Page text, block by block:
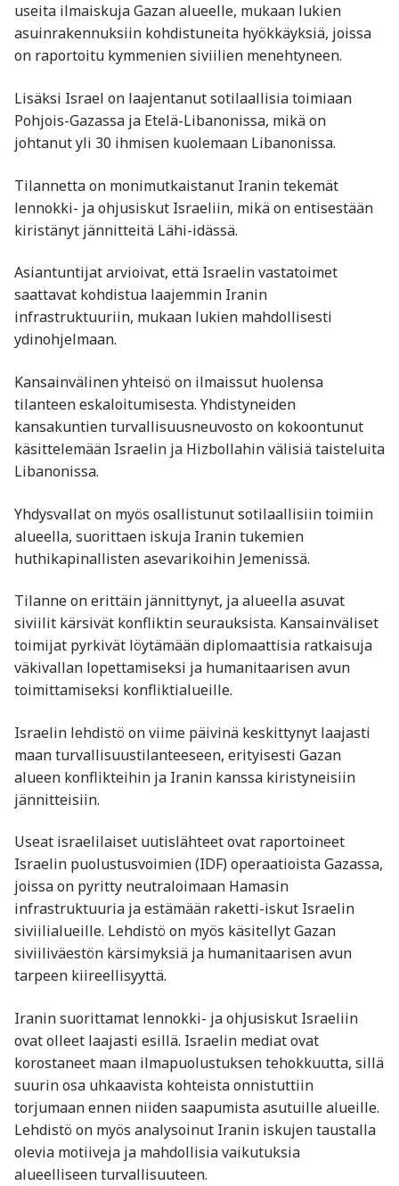
useita ilmaiskuja Gazan alueelle, mukaan lukien
asuinrakennuksiin kohdistuneita hyökkäyksiä, joissa
on raportoitu kymmenien siviilien menehtyneen.
Lisäksi Israel on laajentanut sotilaallisia toimiaan
Pohjois-Gazassa ja Etelä-Libanonissa, mikä on
johtanut yli 30 ihmisen kuolemaan Libanonissa.
Tilannetta on monimutkaistanut Iranin tekemät
lennokki- ja ohjusiskut Israeliin, mikä on entisestään
kiristänyt jännitteitä Lähi-idässä.
Asiantuntijat arvioivat, että Israelin vastatoimet
saattavat kohdistua laajemmin Iranin
infrastruktuuriin, mukaan lukien mahdollisesti
ydinohjelmaan.
Kansainvälinen yhteisö on ilmaissut huolensa
tilanteen eskaloitumisesta. Yhdistyneiden
kansakuntien turvallisuusneuvosto on kokoontunut
käsittelemään Israelin ja Hizbollahin välisiä taisteluita
Libanonissa.
Yhdysvallat on myös osallistunut sotilaallisiin toimiin
alueella, suorittaen iskuja Iranin tukemien
huthikapinallisten asevarikoihin Jemenissä.
Tilanne on erittäin jännittynyt, ja alueella asuvat
siviilit kärsivät konfliktin seurauksista. Kansainväliset
toimijat pyrkivät löytämään diplomaattisia ratkaisuja
väkivallan lopettamiseksi ja humanitaarisen avun
toimittamiseksi konfliktialueille.
Israelin lehdistö on viime päivinä keskittynyt laajasti
maan turvallisuustilanteeseen, erityisesti Gazan
alueen konflikteihin ja Iranin kanssa kiristyneisiin
jännitteisiin.
Useat israelilaiset uutislähteet ovat raportoineet
Israelin puolustusvoimien (IDF) operaatioista Gazassa,
joissa on pyritty neutraloimaan Hamasin
infrastruktuuria ja estämään raketti-iskut Israelin
siviilialueille. Lehdistö on myös käsitellyt Gazan
siviiliväestön kärsimyksiä ja humanitaarisen avun
tarpeen kiireellisyyttä.
Iranin suorittamat lennokki- ja ohjusiskut Israeliin
ovat olleet laajasti esillä. Israelin mediat ovat
korostaneet maan ilmapuolustuksen tehokkuutta, sillä
suurin osa uhkaavista kohteista onnistuttiin
torjumaan ennen niiden saapumista asutuille alueille.
Lehdistö on myös analysoinut Iranin iskujen taustalla
olevia motiiveja ja mahdollisia vaikutuksia
alueelliseen turvallisuuteen.